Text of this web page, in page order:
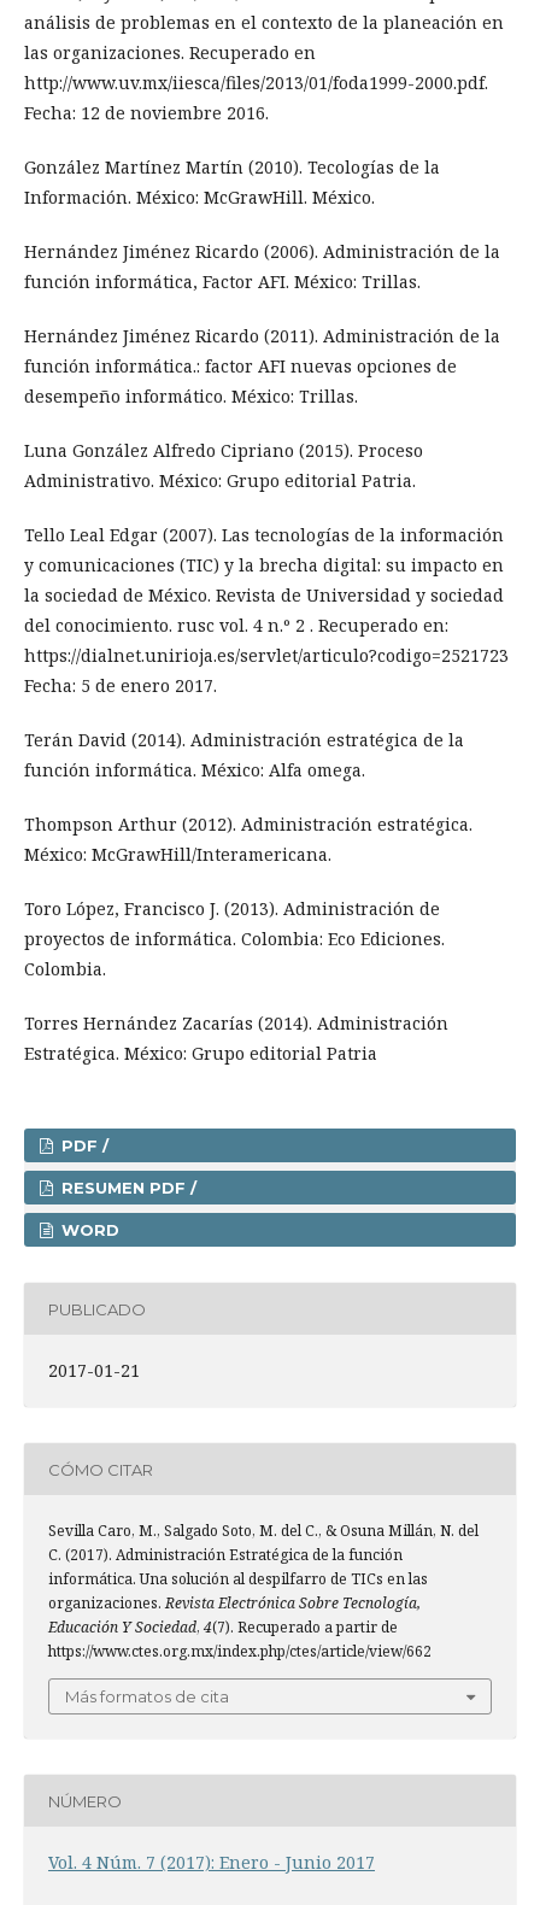
análisis de problemas en el contexto de la planeación en
las organizaciones. Recuperado en
http://www.uv.mx/iiesca/files/2013/01/foda1999-2000.pdf.
Fecha: 12 de noviembre 2016.
González Martínez Martín (2010). Tecologías de la
Información. México: McGrawHill. México.
Hernández Jiménez Ricardo (2006). Administración de la
función informática, Factor AFI. México: Trillas.
Hernández Jiménez Ricardo (2011). Administración de la
función informática.: factor AFI nuevas opciones de
desempeño informático. México: Trillas.
Luna González Alfredo Cipriano (2015). Proceso
Administrativo. México: Grupo editorial Patria.
Tello Leal Edgar (2007). Las tecnologías de la información
y comunicaciones (TIC) y la brecha digital: su impacto en
la sociedad de México. Revista de Universidad y sociedad
del conocimiento. rusc vol. 4 n.º 2 . Recuperado en:
https://dialnet.unirioja.es/servlet/articulo?codigo=2521723
Fecha: 5 de enero 2017.
Terán David (2014). Administración estratégica de la
función informática. México: Alfa omega.
Thompson Arthur (2012). Administración estratégica.
México: McGrawHill/Interamericana.
Toro López, Francisco J. (2013). Administración de
proyectos de informática. Colombia: Eco Ediciones.
Colombia.
Torres Hernández Zacarías (2014). Administración
Estratégica. México: Grupo editorial Patria
PDF /
RESUMEN PDF /
WORD
PUBLICADO
2017-01-21
CÓMO CITAR
Sevilla Caro, M., Salgado Soto, M. del C., & Osuna Millán, N. del
C. (2017). Administración Estratégica de la función
informática. Una solución al despilfarro de TICs en las
organizaciones.Revista Electrónica Sobre Tecnología,
Educación Y Sociedad, 4(7). Recuperado a partir de
https://www.ctes.org.mx/index.php/ctes/article/view/662
Más formatos de cita
NÚMERO
Vol. 4 Núm. 7 (2017): Enero - Junio 2017